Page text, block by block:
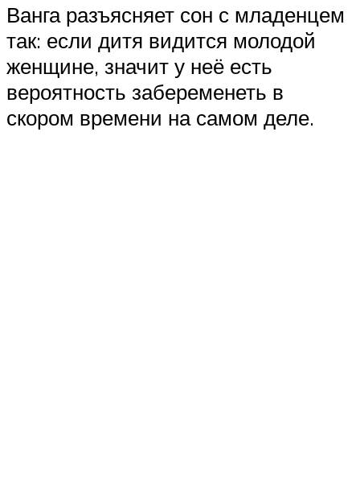
Ванга разъясняет сон с младенцем
так: если дитя видится молодой
женщине, значит у неё есть
вероятность забеременеть в
скором времени на самом деле.